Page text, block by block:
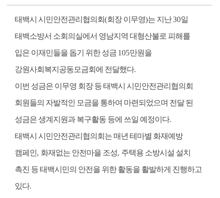
태백시 시민안전관리협의회(회장 이무영)는 지난30일
태백소방서 소회의실에서 영남지역 대형산불로 피해를
입은 이재민들을 돕기 위한 성금 105만원을
강원사회복지공동모금회에 전달했다.
이번 성금은 이무영 회장 등 태백시 시민안전관리협의회
회원들의 자발적인 모금을 통하여 마련되었으며 전달 된
성금은 생계지원과 복구활동 등에 쓰일 예정이다.
태백시 시민안전관리협의회는 매년 테마별 화재예방
캠페인 , 화재없는 안전마을 조성, 주택용 소방시설 설치
촉진 등 태백시민의 안전을 위한 활동을 활발하게 진행하고
있다.